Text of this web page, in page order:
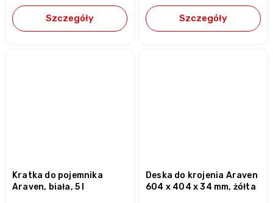
Szczegóły Szczegóły
Kratka do pojemnika
Araven, biała, 5 l
Deska do krojenia Araven
604 x 404 x 34 mm, żółta